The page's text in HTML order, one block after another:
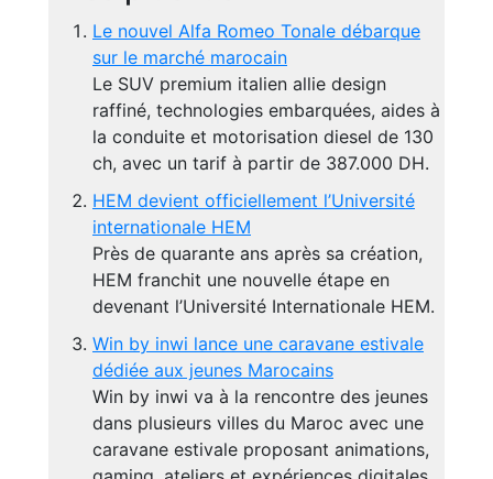
Le nouvel Alfa Romeo Tonale débarque
sur le marché marocain
Le SUV premium italien allie design
raffiné, technologies embarquées, aides à
la conduite et motorisation diesel de 130
ch, avec un tarif à partir de 387.000 DH.
HEM devient officiellement l’Université
internationale HEM
Près de quarante ans après sa création,
HEM franchit une nouvelle étape en
devenant l’Université Internationale HEM.
Win by inwi lance une caravane estivale
dédiée aux jeunes Marocains
Win by inwi va à la rencontre des jeunes
dans plusieurs villes du Maroc avec une
caravane estivale proposant animations,